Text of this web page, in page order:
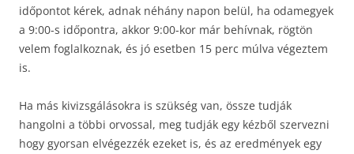
időpontot kérek, adnak néhány napon belül, ha odamegyek
a 9:00-s időpontra, akkor 9:00-kor már behívnak, rögtön
velem foglalkoznak, és jó esetben 15 perc múlva végeztem
is.
Ha más kivizsgálásokra is szükség van, össze tudják
hangolni a többi orvossal, meg tudják egy kézből szervezni
hogy gyorsan elvégezzék ezeket is, és az eredmények egy